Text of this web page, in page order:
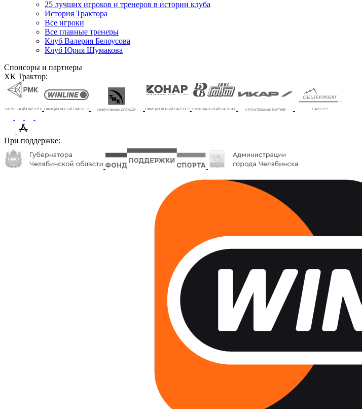
25 лучших игроков и тренеров в истории клуба
История Трактора
Все игроки
Все главные тренеры
Клуб Валерия Белоусова
Клуб Юрия Шумакова
Спонсоры и партнеры
ХК Трактор:
При поддержке: